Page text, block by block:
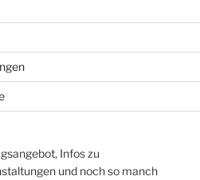
Infos zu
und noch so manch